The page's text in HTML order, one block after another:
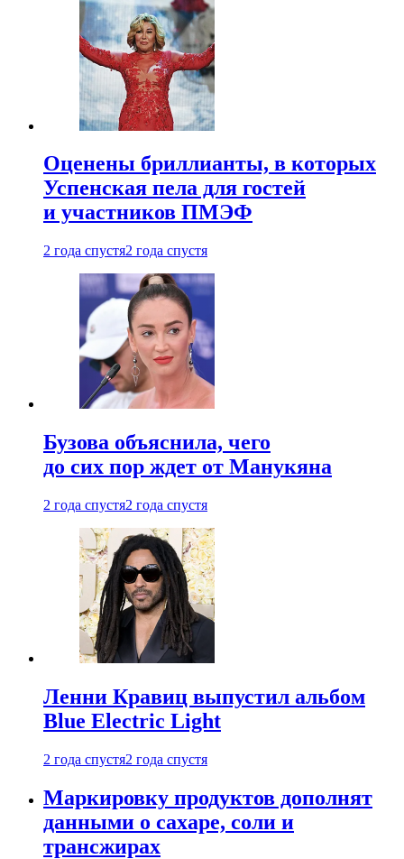
Оценены бриллианты, в которых
Успенская пела для гостей
и участников ПМЭФ
2 года спустя2 года спустя
Бузова объяснила, чего
до сих пор ждет от Манукяна
2 года спустя2 года спустя
Ленни Кравиц выпустил альбом
Blue Electric Light
2 года спустя2 года спустя
Маркировку продуктов дополнят
данными о сахаре, соли и
трансжирах